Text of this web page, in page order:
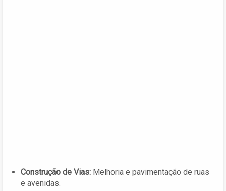
Construção de Vias: Melhoria e pavimentação de ruas
e avenidas.